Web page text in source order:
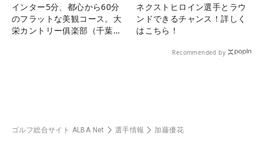
インター5分、都心から60分
のフラットな美観コース。大
栄カントリー俱楽部（千葉
ネクストヒロイン選手とラウ
ンドできるチャンス！詳しく
はこちら！
Recommended by
ゴルフ総合サイト ALBA Net 選手情報 加藤優花